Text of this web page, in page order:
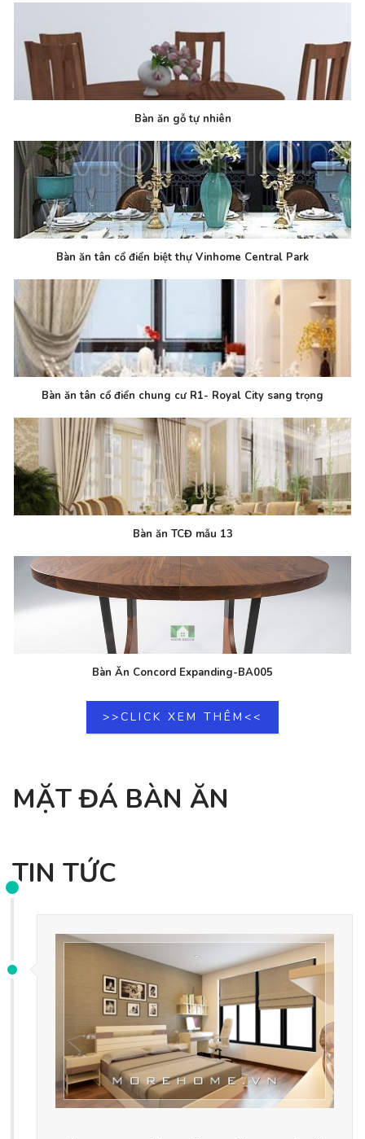
Bàn ăn gỗ tự nhiên
Bàn ăn tân cổ điển biệt thự Vinhome Central Park
Bàn ăn tân cổ điển chung cư R1- Royal City sang trọng
Bàn ăn TCĐ mẫu 13
Bàn Ăn Concord Expanding-BA005
>>CLICK XEM THÊM<<
MẶT ĐÁ BÀN ĂN
TIN TỨC